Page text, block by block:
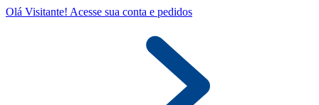
Olá Visitante! Acesse sua conta e pedidos